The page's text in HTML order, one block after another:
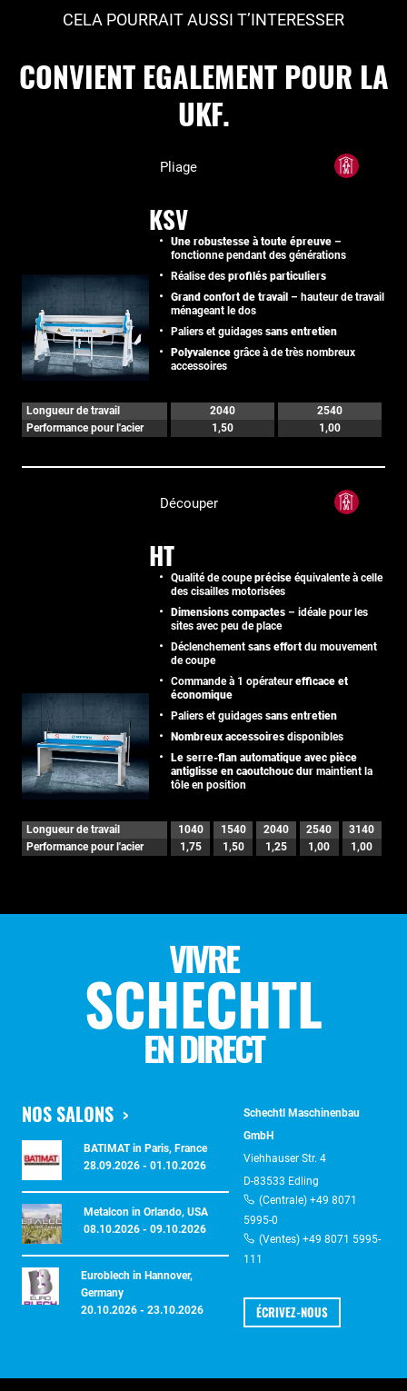
CELA POURRAIT AUSSI T’INTERESSER
CONVIENT EGALEMENT POUR LA
UKF.
Pliage
KSV
Une robustesse à toute épreuve –
fonctionne pendant des générations
Réalise des profilés particuliers
Grand confort de travail – hauteur de travail
ménageant le dos
Paliers et guidages sans entretien
Polyvalence grâce à de très nombreux
accessoires
Longueur de travail 2040
2540
Performance pour l'acier
1,50 1,00
Découper
HT
Qualité de coupeprécise équivalente à celle
des cisailles motorisées
Dimensions compactes – idéale pour les
sites avec peu de place
Déclenchement sans effort du mouvement
de coupe
Commande à 1 opérateurefficace et
économique
Paliers et guidages sans entretien
Nombreux accessoires disponibles
Le serre-flan automatique avec pièce
antiglisse en caoutchouc dur maintient la
tôle en position
Longueur de travail 1040 1540 2040 2540
3140
Performance pour l'acier
1,75 1,50 1,25 1,00 1,00
VIVRE
SCHECHTL
EN DIRECT
NOS SALONS
BATIMAT in Paris, France
28.09.2026 - 01.10.2026
Metalcon in Orlando, USA
08.10.2026 - 09.10.2026
Euroblech in Hannover,
Germany
20.10.2026 - 23.10.2026
Schechtl Maschinenbau
GmbH
Viehhauser Str. 4
D-83533 Edling
(Centrale) +49 8071
5995-0
(Ventes) +49 8071 5995-
111
ÉCRIVEZ-NOUS